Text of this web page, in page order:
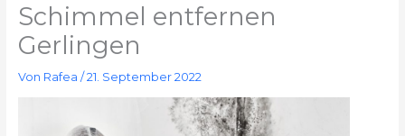
Schimmel entfernen
Gerlingen
Von Rafea /21. September 2022